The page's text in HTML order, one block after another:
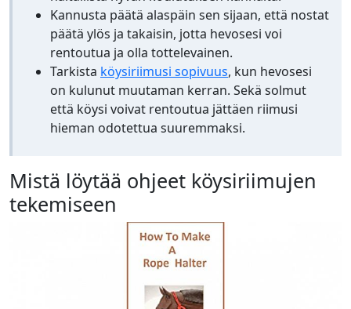
Kannusta päätä alaspäin sen sijaan, että nostat
päätä ylös ja takaisin, jotta hevosesi voi
rentoutua ja olla tottelevainen.
Tarkista köysiriimusi sopivuus, kun hevosesi
on kulunut muutaman kerran. Sekä solmut
että köysi voivat rentoutua jättäen riimusi
hieman odotettua suuremmaksi.
Mistä löytää ohjeet köysiriimujen
tekemiseen